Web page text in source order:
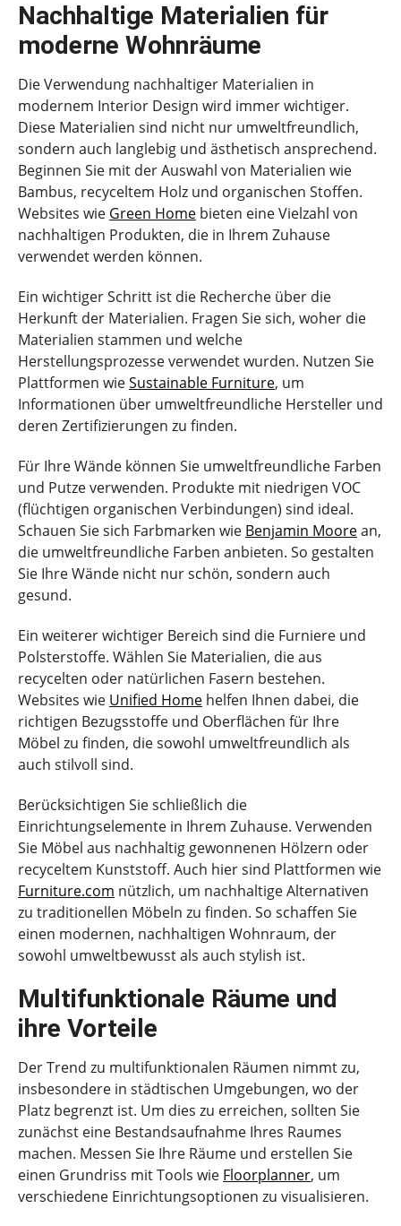
Nachhaltige Materialien für
moderne Wohnräume
Die Verwendung nachhaltiger Materialien in
modernem Interior Design wird immer wichtiger.
Diese Materialien sind nicht nur umweltfreundlich,
sondern auch langlebig und ästhetisch ansprechend.
Beginnen Sie mit der Auswahl von Materialien wie
Bambus, recyceltem Holz und organischen Stoffen.
Websites wie Green Home bieten eine Vielzahl von
nachhaltigen Produkten, die in Ihrem Zuhause
verwendet werden können.
Ein wichtiger Schritt ist die Recherche über die
Herkunft der Materialien. Fragen Sie sich, woher die
Materialien stammen und welche
Herstellungsprozesse verwendet wurden. Nutzen Sie
Plattformen wieSustainable Furniture, um
Informationen über umweltfreundliche Hersteller und
deren Zertifizierungen zu finden.
Für Ihre Wände können Sie umweltfreundliche Farben
und Putze verwenden. Produkte mit niedrigen VOC
(flüchtigen organischen Verbindungen) sind ideal.
Schauen Sie sich Farbmarken wie Benjamin Moorean,
die umweltfreundliche Farben anbieten. So gestalten
Sie Ihre Wände nicht nur schön, sondern auch
gesund.
Ein weiterer wichtiger Bereich sind die Furniere und
Polsterstoffe. Wählen Sie Materialien, die aus
recycelten oder natürlichen Fasern bestehen.
Websites wie Unified Home helfen Ihnen dabei, die
richtigen Bezugsstoffe und Oberflächen für Ihre
Möbel zu finden, die sowohl umweltfreundlich als
auch stilvoll sind.
Berücksichtigen Sie schließlich die
Einrichtungselemente in Ihrem Zuhause. Verwenden
Sie Möbel aus nachhaltig gewonnenen Hölzern oder
recyceltem Kunststoff. Auch hier sind Plattformen wie
Furniture.com nützlich, um nachhaltige Alternativen
zu traditionellen Möbeln zu finden. So schaffen Sie
einen modernen, nachhaltigen Wohnraum, der
sowohl umweltbewusst als auch stylish ist.
Multifunktionale Räume und
ihre Vorteile
Der Trend zu multifunktionalen Räumen nimmt zu,
insbesondere in städtischen Umgebungen, wo der
Platz begrenzt ist. Um dies zu erreichen, sollten Sie
zunächst eine Bestandsaufnahme Ihres Raumes
machen. Messen Sie Ihre Räume und erstellen Sie
einen Grundriss mit Tools wie Floorplanner, um
verschiedene Einrichtungsoptionen zu visualisieren.